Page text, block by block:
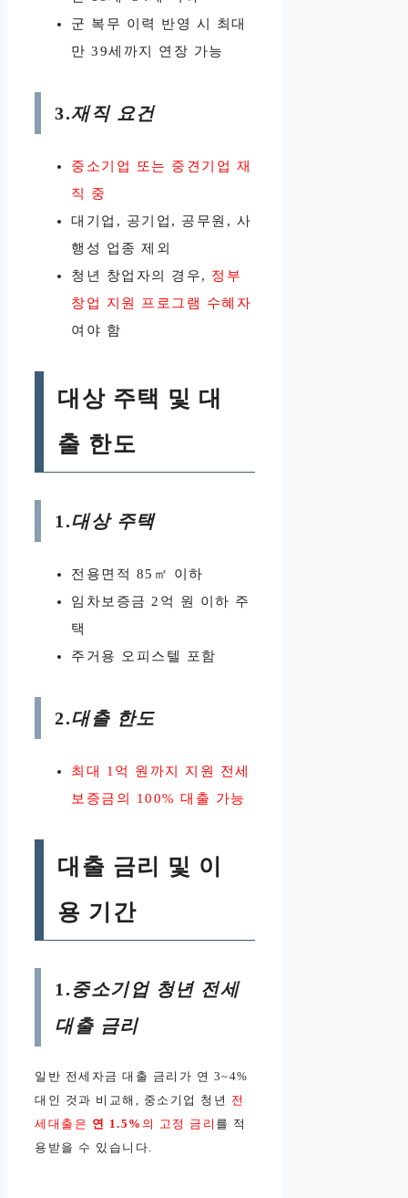
군 복무 이력 반영 시 최대
만 39세까지 연장 가능
3.재직 요건
중소기업 또는 중견기업 재
직 중
대기업, 공기업, 공무원, 사
행성 업종 제외
청년 창업자의 경우, 정부
창업 지원 프로그램 수혜자
여야 함
대상 주택 및 대
출 한도
1.대상 주택
전용면적 85㎡ 이하
임차보증금 2억 원 이하 주
택
주거용 오피스텔 포함
2.대출 한도
최대 1억 원까지 지원 전세
보증금의 100% 대출 가능
대출 금리 및 이
용 기간
1. 중소기업 청년 전세
대출 금리
일반 전세자금 대출 금리가 연 3~4%
대인 것과 비교해, 중소기업 청년 전
세대출은 연 1.5% 의 고정 금리 를 적
용받을 수 있습니다.